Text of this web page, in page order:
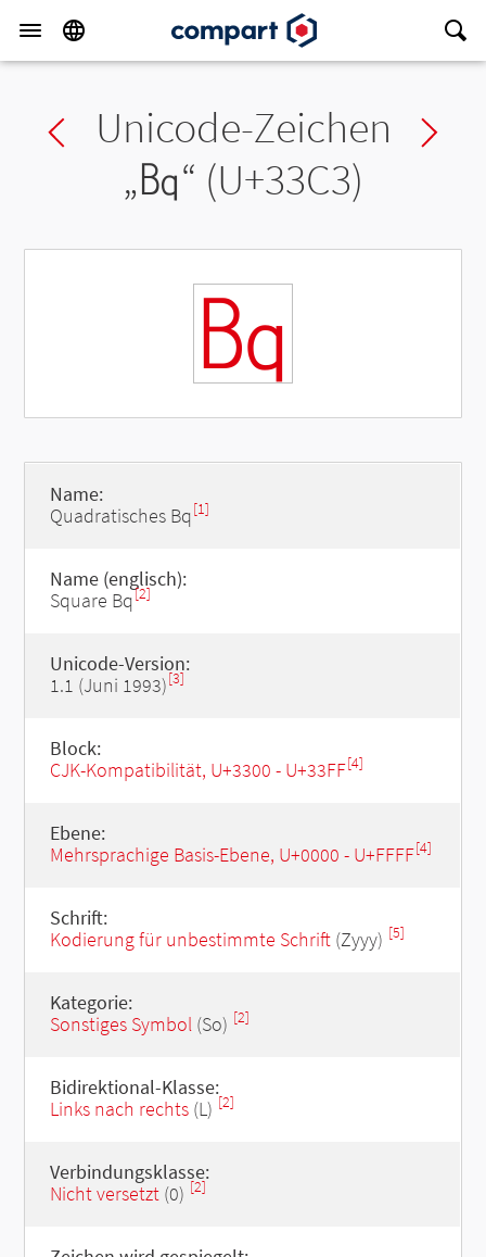
Previous char
Unicode-Zeichen
„㏃“ (U+33C3)
㏃
Name:
Quadratisches Bq[1]
Name (englisch):
Square Bq[2]
Unicode-Version:
1.1 (Juni 1993)[3]
Block:
CJK-Kompatibilität, U+3300 - U+33FF[4]
Ebene:
Mehrsprachige Basis-Ebene, U+0000 - U+FFFF[4]
Schrift:
Kodierung für unbestimmte Schrift(Zyyy) [5]
Kategorie:
Sonstiges Symbol(So) [2]
Bidirektional-Klasse:
Links nach rechts(L) [2]
Verbindungsklasse:
Nicht versetzt(0) [2]